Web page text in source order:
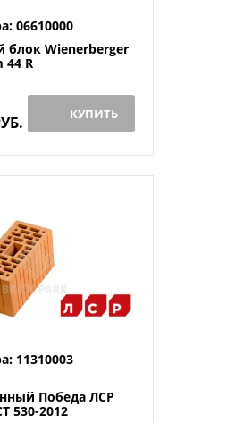
06610000
Wienerberger
44 R
КУПИТЬ
11310003
Победа ЛСР
530-2012